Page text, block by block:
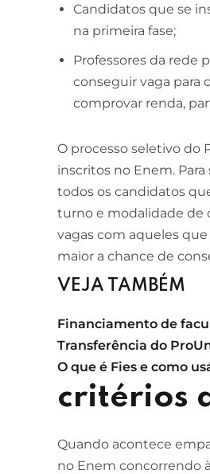
Candidatos que se
na primeira fase;
Professores da rede
conseguir vaga para
comprovar renda,
O processo seletivo do
inscritos no Enem.
todos os candidatos
turno e modalidade de
vagas com aqueles
maior a chance de
VEJA TAMBÉM
Financiamento de
Transferência do
O que é Fies e como
critérios
Quando acontece
no Enem concorrendo
4 ANOS
MELHOR CURSO PRIVADO DE